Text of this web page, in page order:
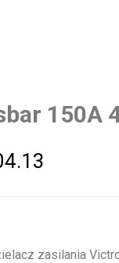
150A
zasilania